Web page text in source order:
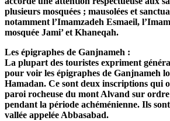
plusieurs mosquées ; mausolées et
notamment l’Imamzadeh Esmaeil,
mosquée Jami’ et Khaneqah.
Les épigraphes de Ganjnameh :
La plupart des touristes expriment
pour voir les épigraphes de Ganjnameh
Hamadan. Ce sont deux inscriptions qui
paroi rocheuse du mont Alvand sur
pendant la période achéménienne. Ils
vallée appelée Abbasabad.